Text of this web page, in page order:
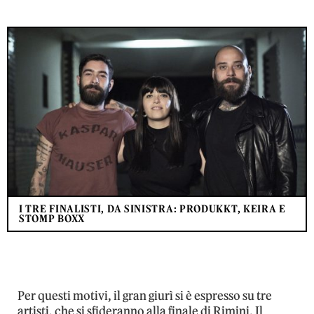
I TRE FINALISTI, DA SINISTRA: PRODUKKT, KEIRA E
STOMP BOXX
Per questi motivi, il gran giurì si è espresso su tre